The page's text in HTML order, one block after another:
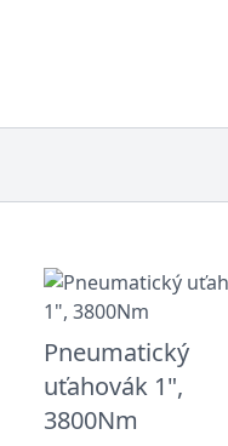
Pneumatický
uťahovák 1",
3800Nm